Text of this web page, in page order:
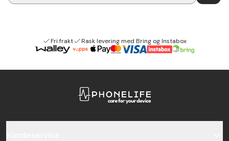
Fri frakt Rask levering med Bring og Instabox